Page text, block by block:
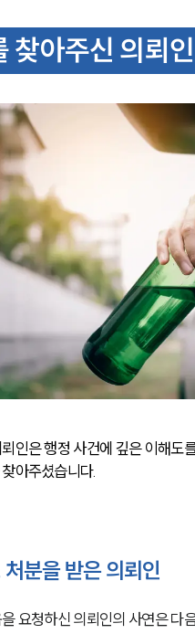
찾아주신 의뢰인
인은 행정 사건에 깊은 이해도
아주셨습니다.
분을 받은 의뢰인
요청하신 의뢰인의 사연은 다